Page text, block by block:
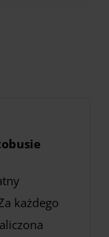
każdego